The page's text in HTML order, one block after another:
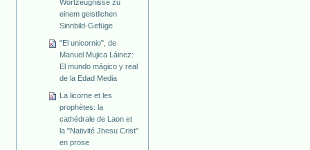
Wortzeugnisse zu
einem geistlichen
Sinnbild-Gefüge
"El unicornio", de
Manuel Mujica Láinez:
El mundo mágico y real
de la Edad Media
La licorne et les
prophètes: la
cathédrale de Laon et
la "Nativité Jhesu Crist"
en prose